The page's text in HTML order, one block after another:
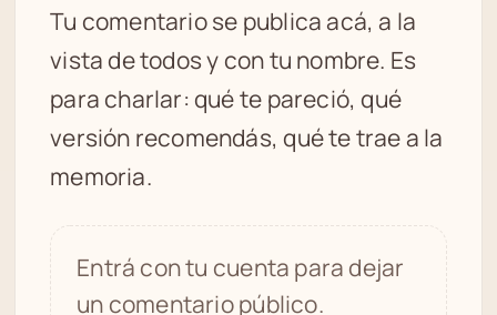
Tu comentario se publica acá, a la
vista de todos y con tu nombre. Es
para charlar: qué te pareció, qué
versión recomendás, qué te trae a la
memoria.
Entrá con tu cuenta para dejar
un comentario público.